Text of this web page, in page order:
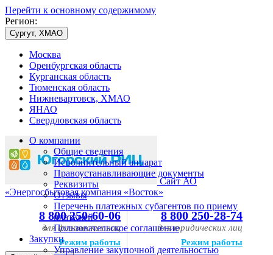
Перейти к основному содержимому
Регион:
Сургут, ХМАО
Москва
Оренбургская область
Курганская область
Тюменская область
Нижневартовск, ХМАО
ЯНАО
Свердловская область
Сайт АО
«Энергосбытовая компания «Восток»
8 800 250-60-06
для физических лиц
Режим работы
8 800 250-28-74
для юридических лиц
Режим работы
О компании
Общие сведения
Исполнительный аппарат
Правоустанавливающие документы
Реквизиты
Отзывы
Перечень платежных субагентов по приему
платежей
Пользовательское соглашение
Закупки
Управление закупочной деятельностью